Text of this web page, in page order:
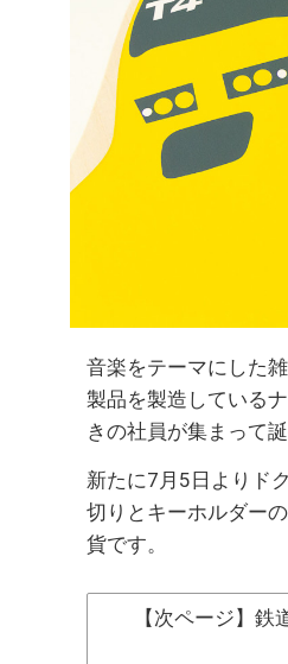
音楽をテーマにした
製品を製造している
きの社員が集まって
新たに7月5日よりド
切りとキーホルダー
貨です。
【次ページ】